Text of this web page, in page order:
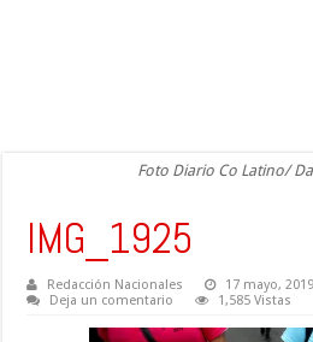
Foto Diario Co Latino/
IMG_1925
Redacción Nacionales
17 mayo, 2019
Deja un comentario
1,585 Vistas